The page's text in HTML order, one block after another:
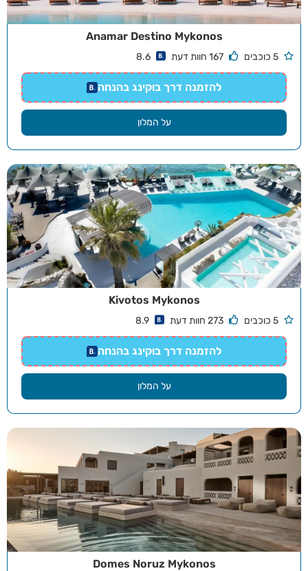
Anamar Destino Mykonos
5 כוכבים 167 חוות דעת 8.6
להזמנה דרך בוקינג בהנחה
על המלון
Kivotos Mykonos
5 כוכבים 273 חוות דעת 8.9
להזמנה דרך בוקינג בהנחה
על המלון
Domes Noruz Mykonos